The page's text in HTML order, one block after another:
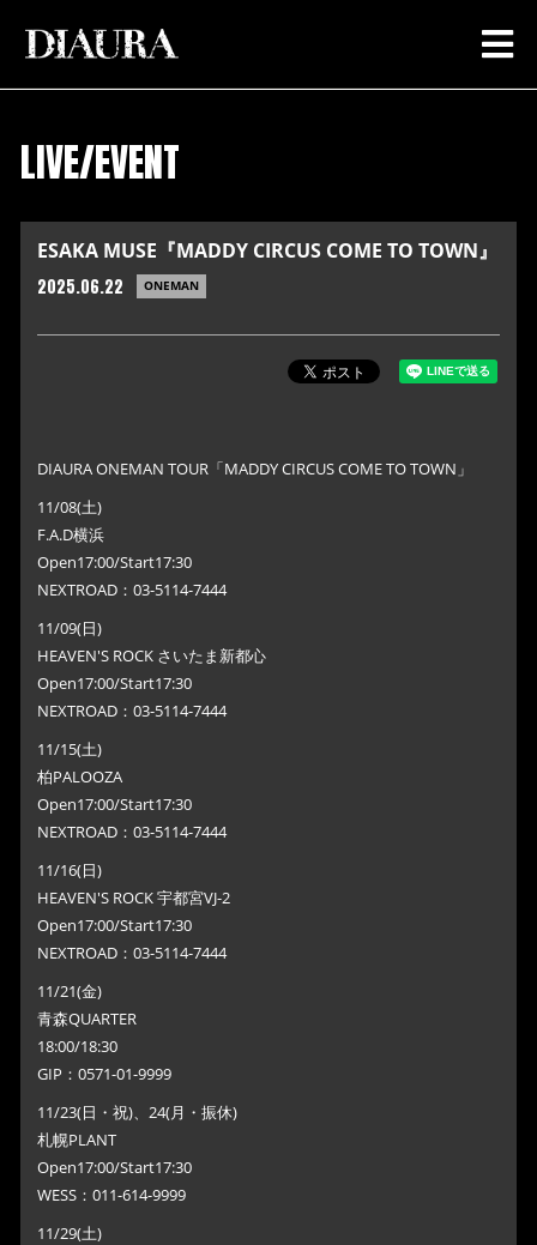
LIVE/EVENT
ESAKA MUSE『MADDY CIRCUS COME TO TOWN』
2025.06.22 ONEMAN
DIAURA ONEMAN TOUR「MADDY CIRCUS COME TO TOWN」
11/08(土)
F.A.D横浜
Open17:00/Start17:30
NEXTROAD：03-5114-7444
11/09(日)
HEAVEN'S ROCK さいたま新都心
Open17:00/Start17:30
NEXTROAD：03-5114-7444
11/15(土)
柏PALOOZA
Open17:00/Start17:30
NEXTROAD：03-5114-7444
11/16(日)
HEAVEN'S ROCK 宇都宮VJ-2
Open17:00/Start17:30
NEXTROAD：03-5114-7444
11/21(金)
青森QUARTER
18:00/18:30
GIP：0571-01-9999
11/23(日・祝)、24(月・振休)
札幌PLANT
Open17:00/Start17:30
WESS：011-614-9999
11/29(土)